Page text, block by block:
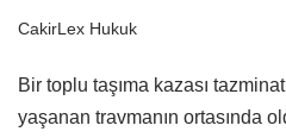
CakirLex Hukuk
Bir toplu taşıma kazası
yaşanan travmanın ortasında